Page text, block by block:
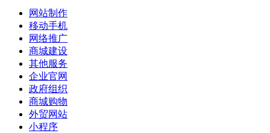
网站制作
移动手机
网络推广
商城建设
其他服务
企业官网
政府组织
商城购物
外贸网站
小程序